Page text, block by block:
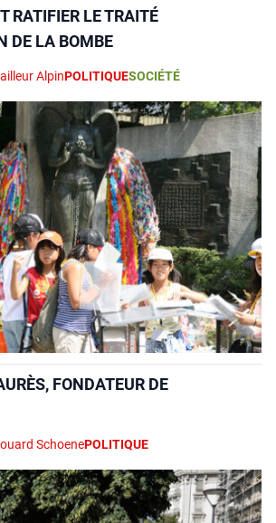
RATIFIER LE TRAITÉ
DE LA BOMBE
AlpinPOLITIQUESOCIÉTÉ
FONDATEUR DE
SchoenePOLITIQUE